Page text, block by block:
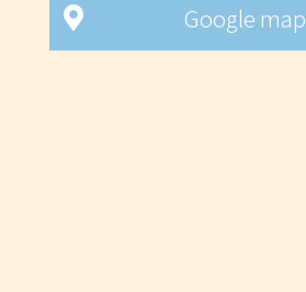
Google map